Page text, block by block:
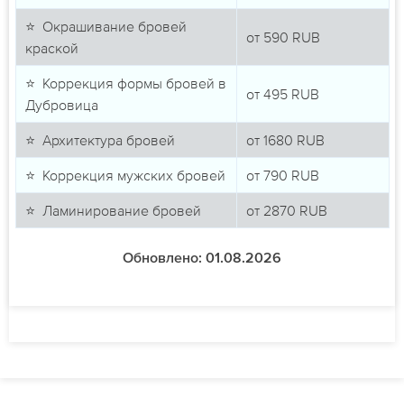
⭐ Окрашивание бровей
краской
от 590 RUB
⭐ Коррекция формы бровей в
Дубровица
от 495 RUB
⭐ Архитектура бровей от 1680 RUB
⭐ Коррекция мужских бровей от 790 RUB
⭐ Ламинирование бровей от 2870 RUB
Обновлено: 01.08.2026